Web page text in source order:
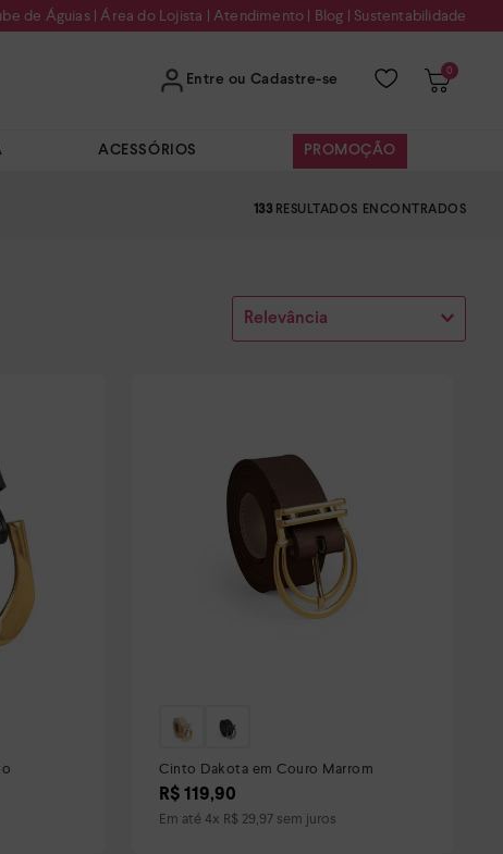
de Águias|Área do Lojista | Atendimento | Blog | Sustentabilidade
Entre ou Cadastre-se
0
ACESSÓRIOS PROMOÇÃO
133
Relevância
Cinto Dakota em Couro Marrom
R$ 119,90
Em até4x R$ 29,97 sem juros